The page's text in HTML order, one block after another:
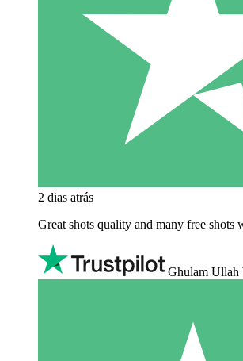
2 dias atrás
Great shots quality and many free shots
Ghulam Ullah